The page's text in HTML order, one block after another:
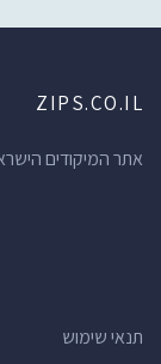
ZIPS.CO.IL
אתר המיקודים
תנאי שימוש